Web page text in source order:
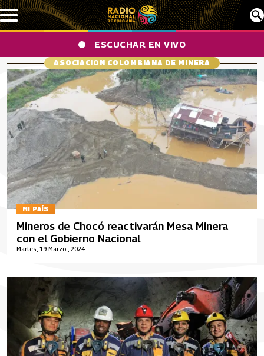
Pasar al contenido principal
ESCUCHAR EN VIVO
ASOCIACION COLOMBIANA DE MINERA
MI PAÍS
Martes, 19 Marzo , 2024
Mineros de Chocó reactivarán Mesa Minera
con el Gobierno Nacional